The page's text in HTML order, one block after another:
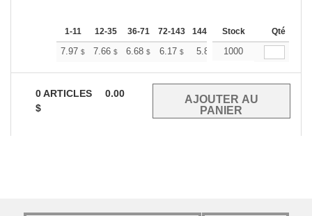
1-11 12-35 36-71 72-143 144-287 288 + Plus
Stock Qté
7.97 $ 7.66 $ 6.68 $ 6.17 $ 5.86 5.76
1000
0ARTICLES
0.00
$